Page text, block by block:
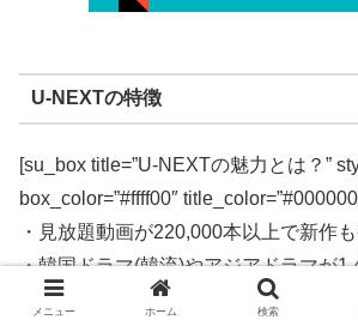
U-NEXTの特徴
[su_box title=”U-NEXTの魅力とは？”
box_color=”#ffff00″
・見放題動画が220,000本以上で新作も
・韓国ドラマ(韓流)やアジアドラマが
放題！
メニュー ホーム 検索